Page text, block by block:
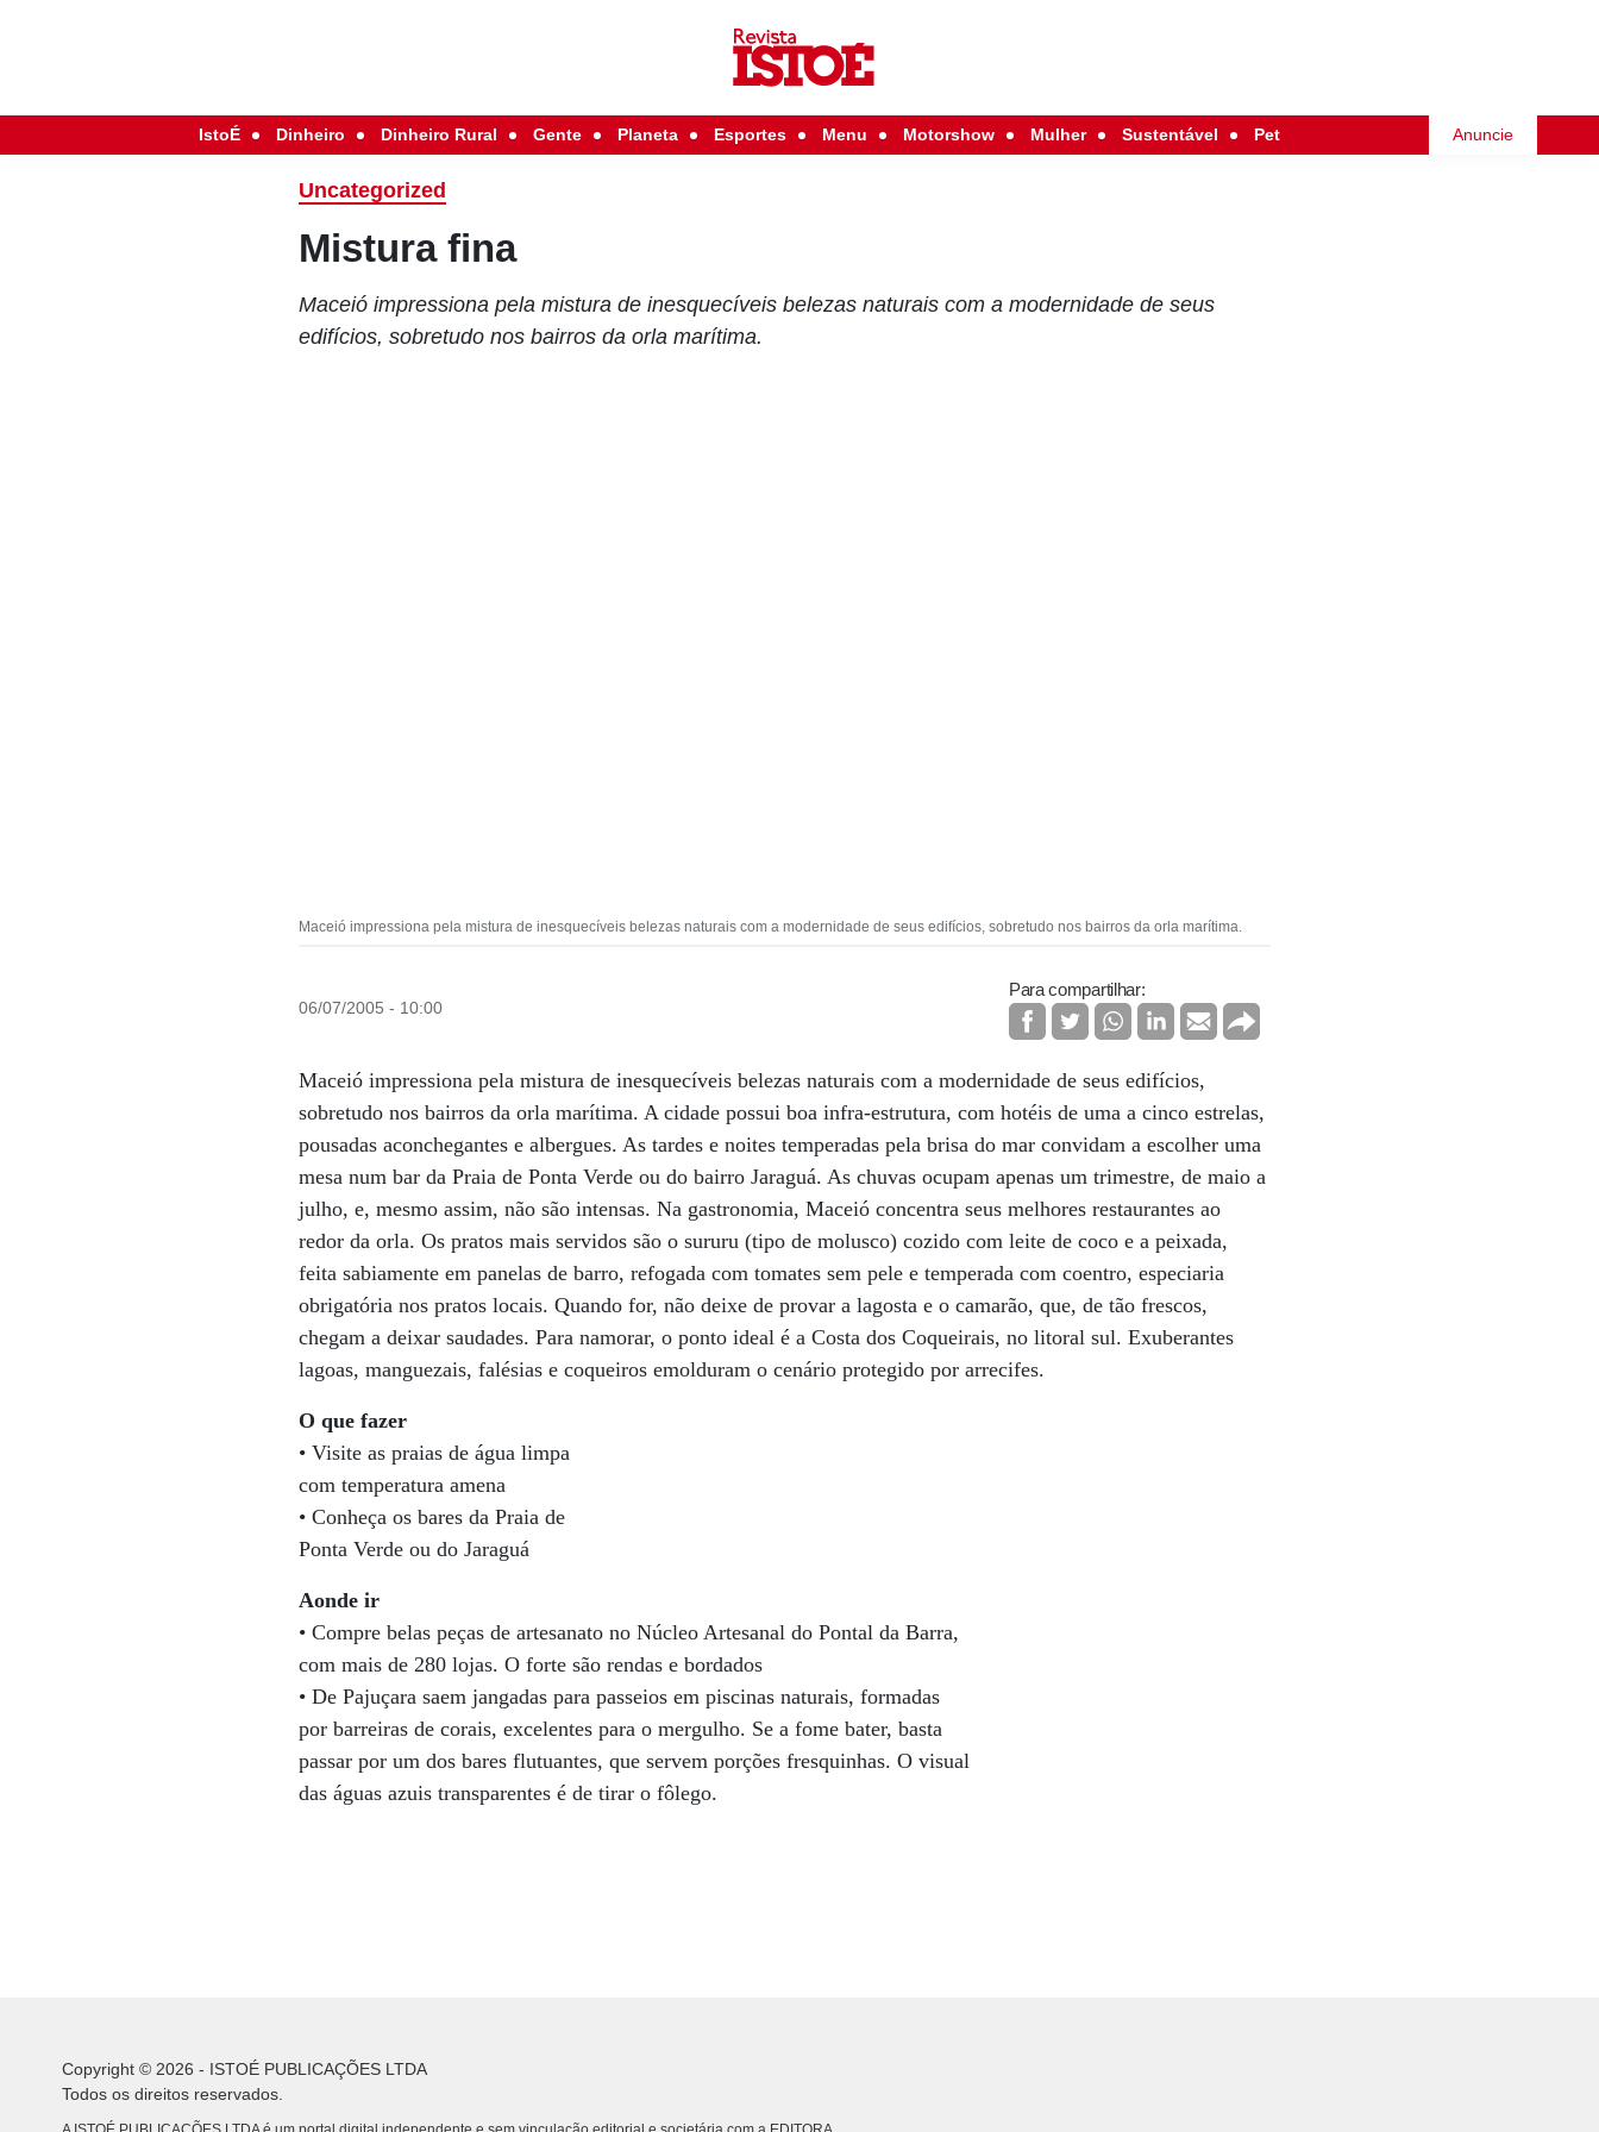
IstoÉ Dinheiro Dinheiro Rural Gente Planeta Esportes Menu Motorshow Mulher Sustentável Pet Anuncie
Uncategorized
Mistura fina
Maceió impressiona pela mistura de inesquecíveis belezas naturais com a modernidade de seus
edifícios, sobretudo nos bairros da orla marítima.
Maceió impressiona pela mistura de inesquecíveis belezas naturais com a modernidade de seus edifícios, sobretudo nos bairros da orla marítima.
06/07/2005 - 10:00
Para compartilhar:
Maceió impressiona pela mistura de inesquecíveis belezas naturais com a modernidade de seus edifícios,
sobretudo nos bairros da orla marítima. A cidade possui boa infra-estrutura, com hotéis de uma a cinco estrelas,
pousadas aconchegantes e albergues. As tardes e noites temperadas pela brisa do mar convidam a escolher uma
mesa num bar da Praia de Ponta Verde ou do bairro Jaraguá. As chuvas ocupam apenas um trimestre, de maio a
julho, e, mesmo assim, não são intensas. Na gastronomia, Maceió concentra seus melhores restaurantes ao
redor da orla. Os pratos mais servidos são o sururu (tipo de molusco) cozido com leite de coco e a peixada,
feita sabiamente em panelas de barro, refogada com tomates sem pele e temperada com coentro, especiaria
obrigatória nos pratos locais. Quando for, não deixe de provar a lagosta e o camarão, que, de tão frescos,
chegam a deixar saudades. Para namorar, o ponto ideal é a Costa dos Coqueirais, no litoral sul. Exuberantes
lagoas, manguezais, falésias e coqueiros emolduram o cenário protegido por arrecifes.
O que fazer
• Visite as praias de água limpa
com temperatura amena
• Conheça os bares da Praia de
Ponta Verde ou do Jaraguá
Aonde ir
• Compre belas peças de artesanato no Núcleo Artesanal do Pontal da Barra,
com mais de 280 lojas. O forte são rendas e bordados
• De Pajuçara saem jangadas para passeios em piscinas naturais, formadas
por barreiras de corais, excelentes para o mergulho. Se a fome bater, basta
passar por um dos bares flutuantes, que servem porções fresquinhas. O visual
das águas azuis transparentes é de tirar o fôlego.
Copyright © 2026 - ISTOÉ PUBLICAÇÕES LTDA
Todos os direitos reservados.